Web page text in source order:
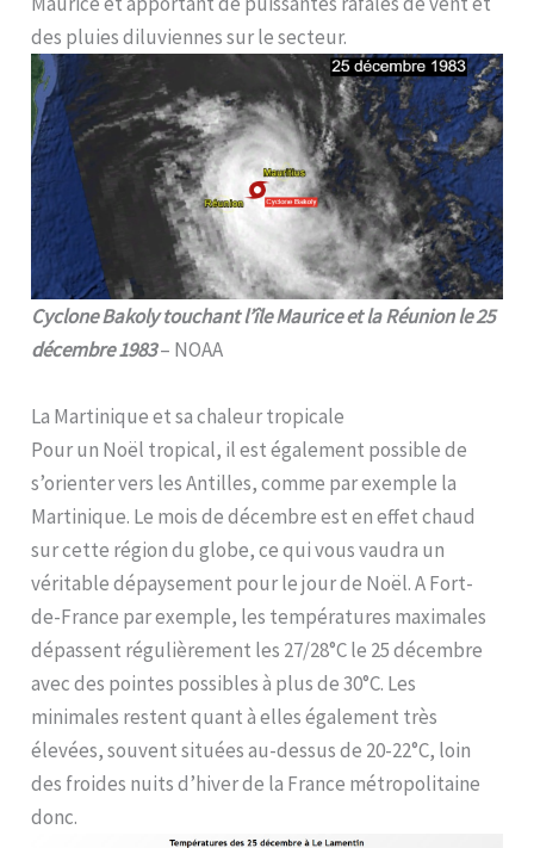
des pluies diluviennes sur le secteur.
Cyclone Bakoly touchant l’île Maurice et la Réunion le 25
décembre 1983– NOAA
La Martinique et sa chaleur tropicale
Pour un Noël tropical, il est également possible de
s’orienter vers les Antilles, comme par exemple la
Martinique. Le mois de décembre est en effet chaud
sur cette région du globe, ce qui vous vaudra un
véritable dépaysement pour le jour de Noël. A Fort-
de-France par exemple, les températures maximales
dépassent régulièrement les 27/28°C le 25 décembre
avec des pointes possibles à plus de 30°C. Les
minimales restent quant à elles également très
élevées, souvent situées au-dessus de 20-22°C, loin
des froides nuits d’hiver de la France métropolitaine
donc.